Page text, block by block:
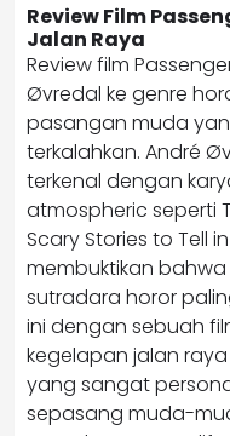
Review Film
Jalan Raya
Review film
Øvredal ke genre
pasangan muda
terkalahkan. André
terkenal dengan
atmospheric seperti
Scary Stories to Tell
membuktikan
sutradara horor
ini dengan sebuah
kegelapan jalan
yang sangat
sepasang muda-